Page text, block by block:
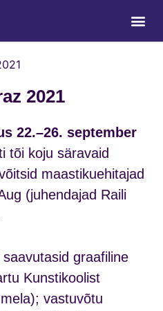
2021
22.–26. september
tõi koju säravaid
maastikuehitajad
(juhendajad Raili
graafiline
Kunstikoolist
vastuvõtu